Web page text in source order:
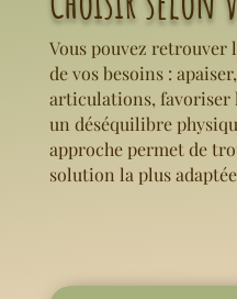
Vous pouvez retrouver
de vos besoins :
articulations, favoriser
un déséquilibre
approche permet de
solution la plus